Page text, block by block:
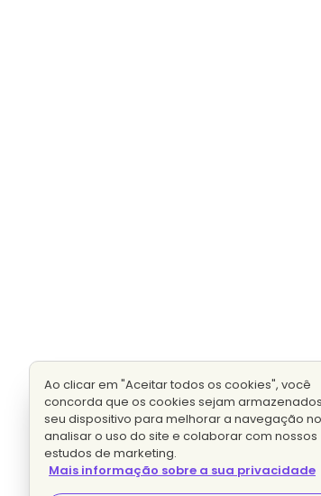
Ao clicar em "Aceitar todos os cookies", você
concorda que os cookies sejam
seu dispositivo para melhorar a navegação
analisar o uso do site e colaborar com nossos
estudos de marketing.
Mais informação sobre a sua privacidade